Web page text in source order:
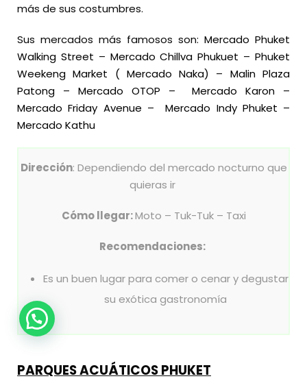
más de sus costumbres.
Sus mercados más famosos son: Mercado Phuket
Walking Street – Mercado Chillva Phukuet –Phuket
Weekeng Market ( Mercado Naka)
– Malin Plaza
Patong – Mercado OTOP – Mercado Karon –
Mercado Friday Avenue –Mercado Indy Phuket –
Mercado Kathu
Dirección: Dependiendo del mercado nocturno que
quieras ir
Cómo llegar:Moto – Tuk-Tuk – Taxi
Recomendaciones:
Es un buen lugar para comer o cenar y degustar
su exótica gastronomía
PARQUES ACUÁTICOS PHUKET